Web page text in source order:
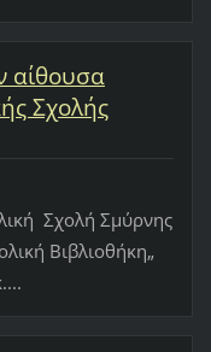
αίθουσα
Σχολής
Σμύρνης
Βιβλιοθήκη„